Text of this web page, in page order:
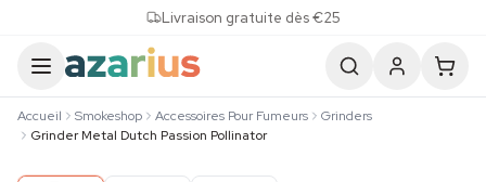
Livraison gratuite dès €25
Accueil Smokeshop Accessoires Pour Fumeurs
Grinders
Grinder Metal Dutch Passion Pollinator